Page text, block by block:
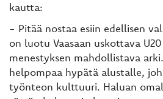
kautta:
- Pitää nostaa esiin edellisen
on luotu Vaasaan uskottava
menestyksen mahdollistava
helpompaa hypätä alustalle,
työnteon kulttuuri. Haluan